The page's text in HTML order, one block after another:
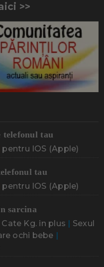
>>
telefonul tau
pentru IOS (Apple)
tau
pentru IOS (Apple)
sarcina
Cate Kg. in plus | Sexul
ochi bebe |